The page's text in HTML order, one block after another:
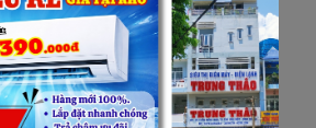
giấy, tràn mực.
CANONcho chất